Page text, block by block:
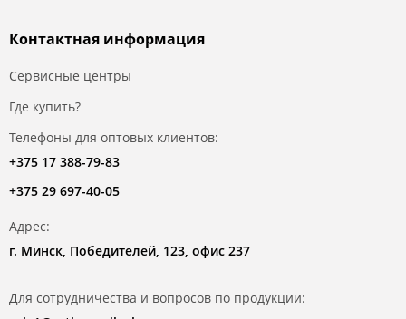
Контактная информация
Сервисные центры
Где купить?
Телефоны для оптовых клиентов:
+375 17 388-79-83
+375 29 697-40-05
Адрес:
г. Минск, Победителей, 123, офис 237
Для сотрудничества и вопросов по продукции: